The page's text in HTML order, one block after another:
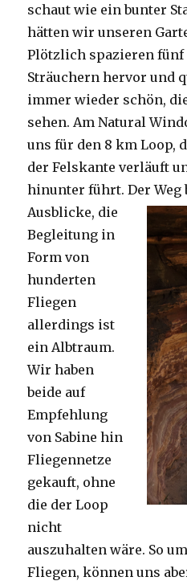
schaut wie ein bunter
hätten wir unseren
Plötzlich spazieren fünf
Sträuchern hervor und
immer wieder schön,
sehen. Am Natural
uns für den 8 km Loop,
der Felskante verläuft
hinunter führt. Der Weg
Ausblicke, die
Begleitung in
Form von
hunderten
Fliegen
allerdings ist
ein Albtraum.
Wir haben
beide auf
Empfehlung
von Sabine hin
Fliegennetze
gekauft, ohne
die der Loop
nicht
auszuhalten wäre. So
Fliegen, können uns